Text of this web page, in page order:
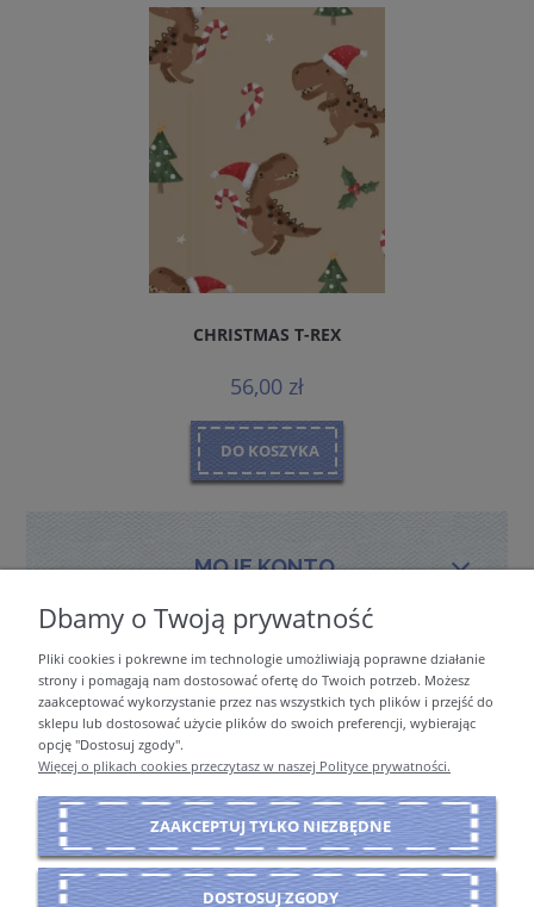
CHRISTMAS T-REX
56,00 zł
DO KOSZYKA
MOJE KONTO
PŁATNOŚCI I DOSTAWA
INFORMACJE
O NAS
Dbamy o Twoją prywatność
Pliki cookies i pokrewne im technologie umożliwiają poprawne działanie
strony i pomagają nam dostosować ofertę do Twoich potrzeb. Możesz
zaakceptować wykorzystanie przez nas wszystkich tych plików i przejść do
sklepu lub dostosować użycie plików do swoich preferencji, wybierając
opcję "Dostosuj zgody".
Więcej o plikach cookies przeczytasz w naszej Polityce prywatności.
ZAAKCEPTUJ TYLKO NIEZBĘDNE
DOSTOSUJ ZGODY